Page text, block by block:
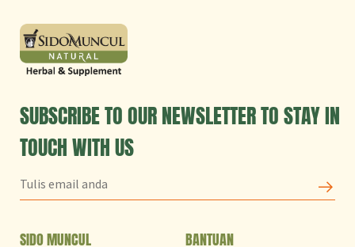
SUBSCRIBE TO OUR NEWSLETTER TO STAY IN
TOUCH WITH US
SIDO MUNCUL BANTUAN